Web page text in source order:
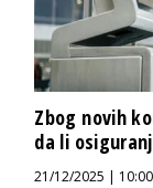
Zbog novih
da li
21/12/2025 | 10:00